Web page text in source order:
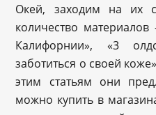
Окей, заходим на их
количество
Калифорнии», «3
заботиться о своей
этим статьям они
можно купить в